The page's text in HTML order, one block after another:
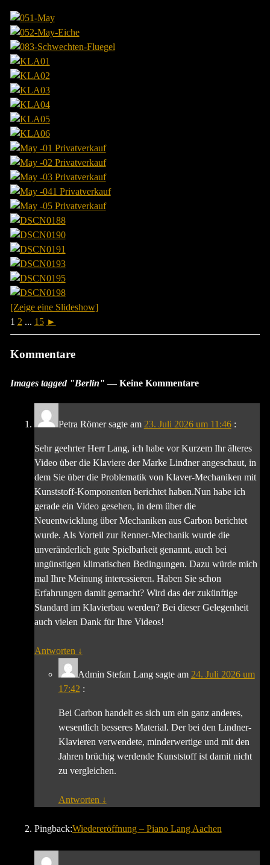
[Zeige eine Slideshow]
1 2 ... 15 ►
Kommentare
Images tagged "Berlin" — Keine Kommentare
Petra Römersagte am 23. Juli 2026 um 11:46 :
Sehr geehrter Herr Lang, ich habe vor Kurzem Ihr älteres
Video über die Klaviere der Marke Lindner angeschaut, in
dem Sie über die Problematik von Klaver-Mechaniken mit
Kunststoff-Komponenten berichtet haben.Nun habe ich
gerade ein Video gesehen, in dem über die
Neuentwicklung über Mechaniken aus Carbon berichtet
wurde. Als Vorteil zur Renner-Mechanik wurde die
unveränderlich gute Spielbarkeit genannt, auch bei
ungünstigen klimatischen Bedingungen. Dazu würde mich
mal Ihre Meinung interessieren. Haben Sie schon
Erfahrungen damit gemacht? Wird das der zukünftige
Standard im Klavierbau werden? Bei dieser Gelegenheit
auch vielen Dank für Ihre Videos!
Antworten ↓
Admin Stefan Langsagte am 24. Juli 2026 um
17:42 :
Bei Carbon handelt es sich um ein ganz anderes,
wesentlich besseres Material. Der bei den Lindner-
Klavieren verwendete, minderwertige und mit den
Jahren brüchig werdende Kunststoff ist damit nicht
zu vergleichen.
Antworten ↓
Pingback:Wiedereröffnung – Piano Lang Aachen